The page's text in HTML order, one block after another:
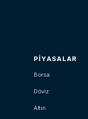
PIYASALAR
Borsa
Döviz
Altın